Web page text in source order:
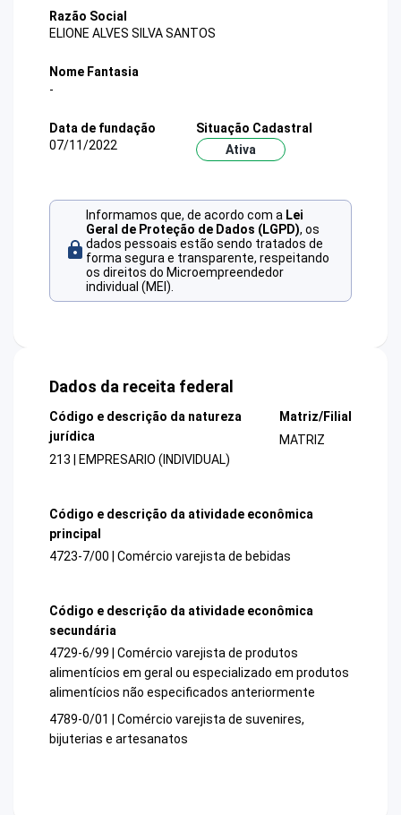
Razão Social
ELIONE ALVES SILVA SANTOS
Nome Fantasia
-
Data de fundação
07/11/2022
Situação Cadastral
Ativa
Informamos que, de acordo com a Lei
Geral de Proteção de Dados (LGPD), os
dados pessoais estão sendo tratados de
forma segura e transparente, respeitando
os direitos do Microempreendedor
individual (MEI).
Dados da receita federal
Código e descrição da natureza
jurídica
213 | EMPRESARIO (INDIVIDUAL)
Matriz/Filial
MATRIZ
Código e descrição da atividade econômica
principal
4723-7/00 | Comércio varejista de bebidas
Código e descrição da atividade econômica
secundária
4729-6/99 | Comércio varejista de produtos
alimentícios em geral ou especializado em produtos
alimentícios não especificados anteriormente
4789-0/01 | Comércio varejista de suvenires,
bijuterias e artesanatos